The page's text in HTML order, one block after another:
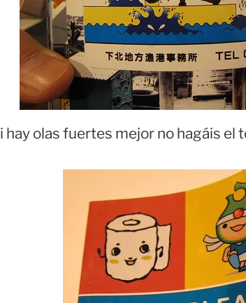
hay olas fuertes mejor no hagáis el